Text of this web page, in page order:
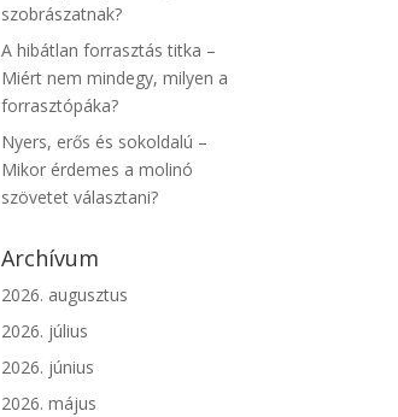
szobrászatnak?
A hibátlan forrasztás titka –
Miért nem mindegy, milyen a
forrasztópáka?
Nyers, erős és sokoldalú –
Mikor érdemes a molinó
szövetet választani?
Archívum
2026. augusztus
2026. július
2026. június
2026. május